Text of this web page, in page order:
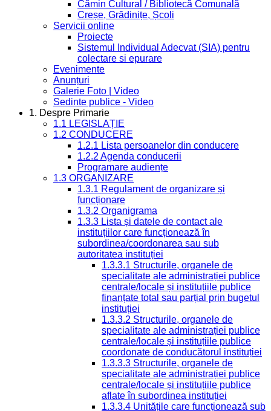
Cămin Cultural / Bibliotecă Comunală
Creșe, Grădinițe, Școli
Servicii online
Proiecte
Sistemul Individual Adecvat (SIA) pentru
colectare si epurare
Evenimente
Anunțuri
Galerie Foto | Video
Sedinte publice - Video
1. Despre Primarie
1.1 LEGISLAȚIE
1.2 CONDUCERE
1.2.1 Lista persoanelor din conducere
1.2.2 Agenda conducerii
Programare audiențe
1.3 ORGANIZARE
1.3.1 Regulament de organizare și
funcționare
1.3.2 Organigrama
1.3.3 Lista și datele de contact ale
instituțiilor care funcționează în
subordinea/coordonarea sau sub
autoritatea instituției
1.3.3.1 Structurile, organele de
specialitate ale administrației publice
centrale/locale și instituțiile publice
finanțate total sau parțial prin bugetul
instituției
1.3.3.2 Structurile, organele de
specialitate ale administrației publice
centrale/locale și instituțiile publice
coordonate de conducătorul instituției
1.3.3.3 Structurile, organele de
specialitate ale administrației publice
centrale/locale și instituțiile publice
aflate în subordinea instituției
1.3.3.4 Unitățile care funcționează sub